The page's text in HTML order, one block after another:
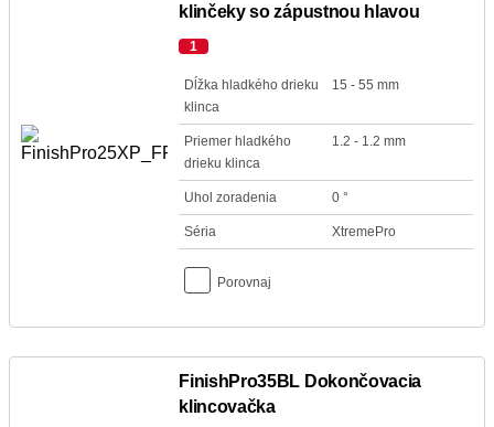
klinčeky so zápustnou hlavou
1
Dĺžka hladkého drieku
klinca
15 - 55 mm
Priemer hladkého
drieku klinca
1.2 - 1.2 mm
Uhol zoradenia 0 °
Séria XtremePro
Porovnaj
FinishPro35BL Dokončovacia
klincovačka